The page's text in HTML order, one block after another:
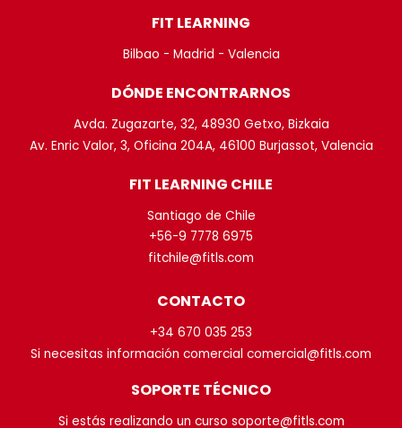
FIT LEARNING
Bilbao - Madrid - Valencia
DÓNDE ENCONTRARNOS
Avda. Zugazarte, 32, 48930 Getxo, Bizkaia
Av. Enric Valor, 3, Oficina 204A, 46100 Burjassot, Valencia
FIT LEARNING CHILE
Santiago de Chile
+56-9 7778 6975
fitchile@fitls.com
CONTACTO
+34 670 035 253
Si necesitas información comercial comercial@fitls.com
SOPORTE TÉCNICO
Si estás realizando un curso soporte@fitls.com